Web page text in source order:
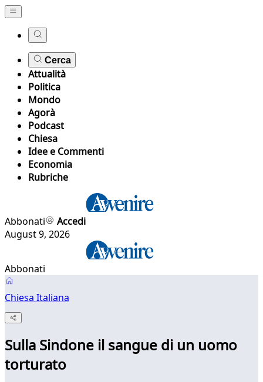
Cerca
Attualità
Politica
Mondo
Agorà
Podcast
Chiesa
Idee e Commenti
Economia
Rubriche
Abbonati
Accedi
August 9, 2026
Abbonati
Chiesa Italiana
Sulla Sindone il sangue di un uomo
torturato